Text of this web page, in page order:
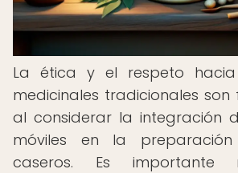
La ética y el respeto
medicinales tradicionales
al considerar la integración
móviles en la
caseros. Es importante